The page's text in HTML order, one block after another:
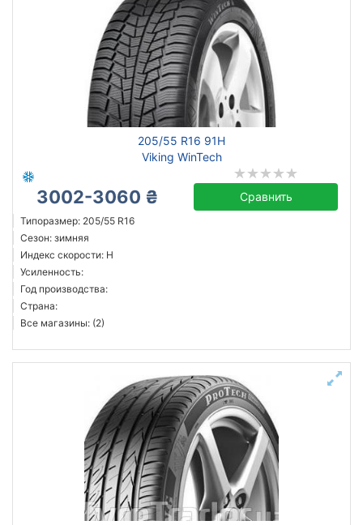
205/55 R16 91H
Viking WinTech
3002-3060 ₴ Сравнить
Типоразмер: 205/55 R16
Сезон: зимняя
Индекс скорости: H
Усиленность:
Год производства:
Страна:
Все магазины: (2)